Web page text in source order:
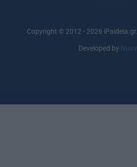
Copyright © 2012 - 2026
Developed by